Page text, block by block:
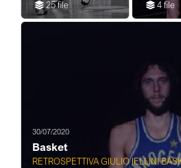
95-84
25 file 4 file
30/07/2020
Basket
RETROSPETTIVA GIULIO IELLINI